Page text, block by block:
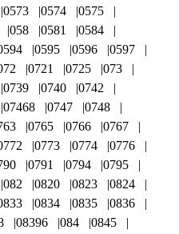
0573 0574
0575
058 0581
0584
0595 0596
0597
0721 0725
073
0739 0740
0742
07468 0747
0748
0765 0766
0767
0773 0774
0776
0791 0794
0795
082 0820 0823
0824
0834 0835
0836
08396 084
0845